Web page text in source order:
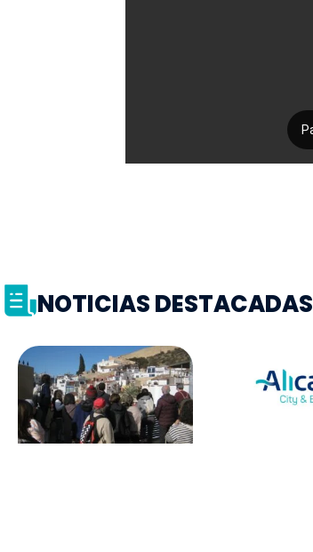
NOTICIAS DESTACADAS